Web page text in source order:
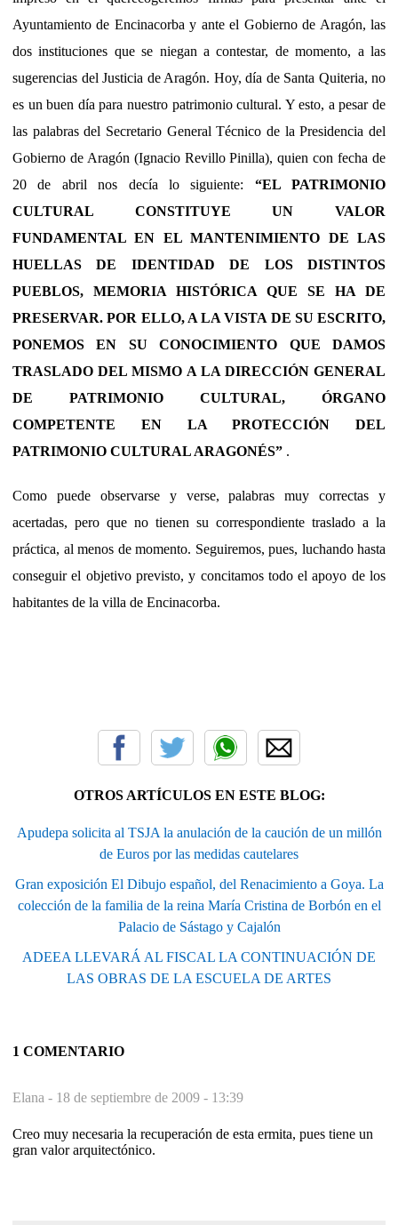
Ayuntamiento de Encinacorba y ante el Gobierno de Aragón, las
dos instituciones que se niegan a contestar, de momento, a las
sugerencias del Justicia de Aragón. Hoy, día de Santa Quiteria, no
es un buen día para nuestro patrimonio cultural. Y esto, a pesar de
las palabras del Secretario General Técnico de la Presidencia del
Gobierno de Aragón (Ignacio Revillo Pinilla), quien con fecha de
20 de abril nos decía lo siguiente: “EL PATRIMONIO
CULTURAL CONSTITUYE UN VALOR
FUNDAMENTAL EN ELMANTENIMIENTO DE LAS
HUELLAS DE IDENTIDAD DE LOS DISTINTOS
PUEBLOS, MEMORIA HISTÓRICA QUE SE HA DE
PRESERVAR. POR ELLO, A LA VISTA DE SU ESCRITO,
PONEMOS EN SU CONOCIMIENTO QUE DAMOS
TRASLADO DEL MISMO A LA DIRECCIÓN GENERAL
DE PATRIMONIO CULTURAL, ÓRGANO
COMPETENTE EN LA PROTECCIÓN DEL
PATRIMONIO CULTURAL ARAGONÉS” .
Como puede observarse y verse, palabras muy correctas y
acertadas, pero que no tienen su correspondiente traslado a la
práctica, al menos de momento. Seguiremos, pues, luchando hasta
conseguir el objetivo previsto, y concitamos todo el apoyo de los
habitantes de la villa de Encinacorba.
OTROS ARTÍCULOS EN ESTE BLOG:
Apudepa solicita al TSJA la anulación de la caución de un millón
de Euros por las medidas cautelares
Gran exposición El Dibujo español, del Renacimiento a Goya. La
colección de la familia de la reina María Cristina de Borbón en el
Palacio de Sástago y Cajalón
ADEEA LLEVARÁ AL FISCAL LA CONTINUACIÓN DE
LAS OBRAS DE LA ESCUELA DE ARTES
1 COMENTARIO
Elana - 18 de septiembre de 2009 - 13:39
Creo muy necesaria la recuperación de esta ermita, pues tiene un
gran valor arquitectónico.